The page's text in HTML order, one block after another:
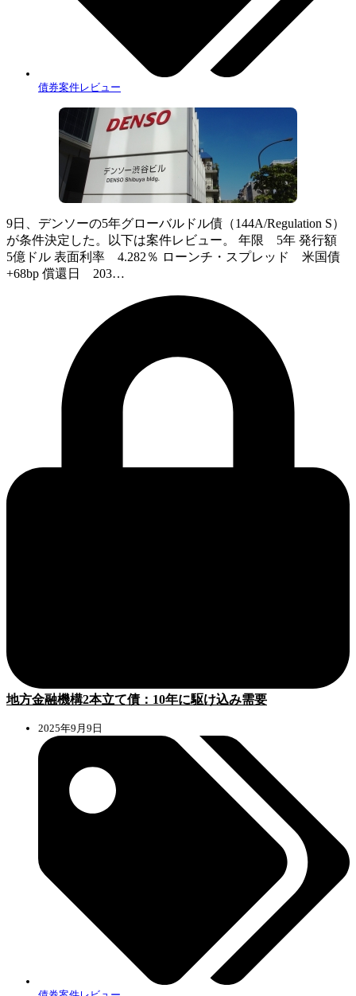
債券案件レビュー
9日、デンソーの5年グローバルドル債（144A/Regulation S）
が条件決定した。以下は案件レビュー。 年限 5年 発行額
5億ドル 表面利率 4.282％ ローンチ・スプレッド 米国債
+68bp 償還日 203…
地方金融機構2本立て債：10年に駆け込み需要
2025年9月9日